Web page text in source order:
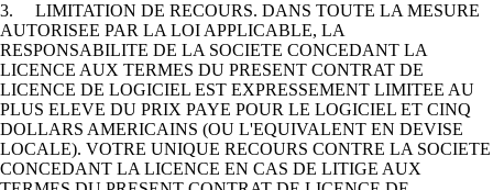
3. LIMITATION DE RECOURS. DANS TOUTE LA MESURE
AUTORISEE PAR LA LOI APPLICABLE, LA
RESPONSABILITE DE LA SOCIETE CONCEDANT LA
LICENCE AUX TERMES DU PRESENT CONTRAT DE
LICENCE DE LOGICIEL EST EXPRESSEMENT LIMITEE AU
PLUS ELEVE DU PRIX PAYE POUR LE LOGICIEL ET CINQ
DOLLARS AMERICAINS (OU L'EQUIVALENT EN DEVISE
LOCALE). VOTRE UNIQUE RECOURS CONTRE LA SOCIETE
CONCEDANT LA LICENCE EN CAS DE LITIGE AUX